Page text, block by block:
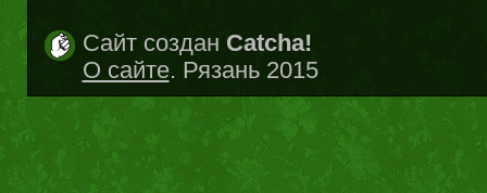
Сайт создан Catcha!
О сайте. Рязань 2015